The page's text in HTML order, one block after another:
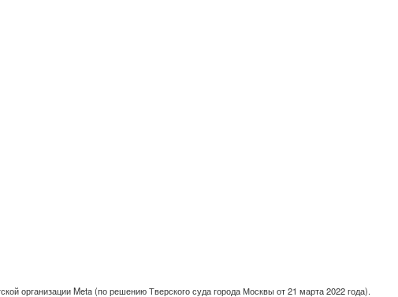
организации Meta (по решению Тверского суда города Москвы от 21 марта 2022 года).